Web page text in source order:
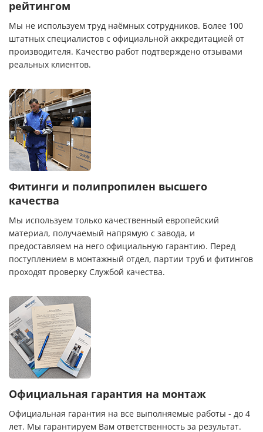
рейтингом
Мы не используем труд наёмных сотрудников. Более 100
штатных специалистов с официальной аккредитацией от
производителя. Качество работ подтверждено отзывами
реальных клиентов.
Фитинги и полипропилен высшего
качества
Мы используем только качественный европейский
материал, получаемый напрямую с завода, и
предоставляем на него официальную гарантию. Перед
поступлением в монтажный отдел, партии труб и фитингов
проходят проверку Службой качества.
Официальная гарантия на монтаж
Официальная гарантия на все выполняемые работы - до 4
лет. Мы гарантируем Вам ответственность за результат.